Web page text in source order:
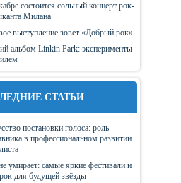
состоится сольный концерт рок-
Милана
выступление зовет «Добрый рок»
альбом Linkin Park: эксперименты
СТАТЬИ
постановки голоса: роль
в профессиональном развитии
умирает: самые яркие фестивали и
для будущей звёзды